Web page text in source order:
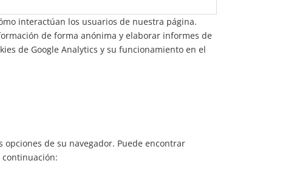
interactúan los usuarios de nuestra página.
de forma anónima y elaborar informes de
de Google Analytics y su funcionamiento en el
de su navegador. Puede encontrar
continuación: